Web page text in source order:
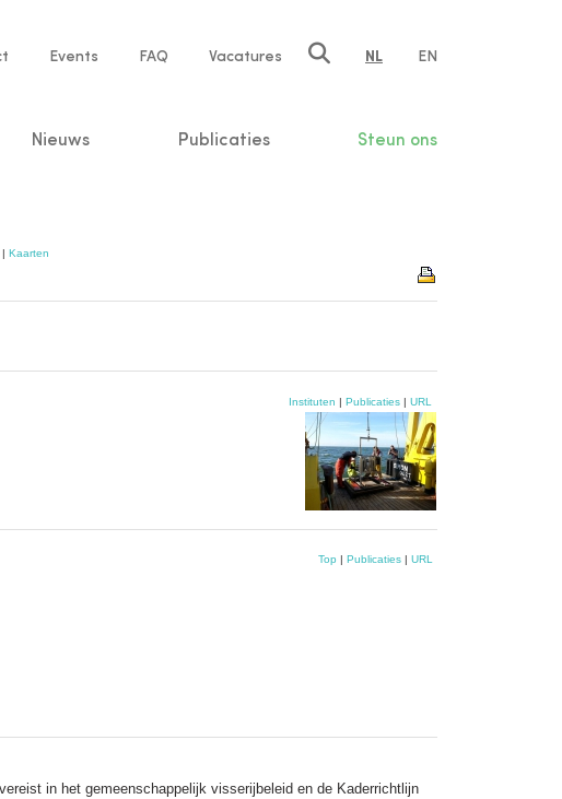
Events FAQ Vacatures NL EN
Nieuws Publicaties Steun ons
| Kaarten
Instituten | Publicaties | URL
Top | Publicaties | URL
in het gemeenschappelijk visserijbeleid en de Kaderrichtlijn